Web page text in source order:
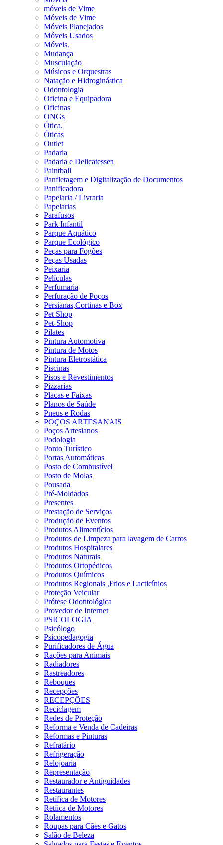
móveis de Vime
Móveis de Vime
Móveis Planejados
Móveis Usados
Móveis.
Mudança
Musculação
Músicos e Orquestras
Natação e Hidroginástica
Odontologia
Oficina e Equipadora
Oficinas
ONGs
Ótica.
Óticas
Outlet
Padaria
Padaria e Delicatessen
Paintball
Panfletagem e Digitalização de Documentos
Panificadora
Papelaria / Livraria
Papelarias
Parafusos
Park Infantil
Parque Aquático
Parque Ecológico
Peças para Fogões
Peças Usadas
Peixaria
Películas
Perfumaria
Perfuração de Poços
Persianas,Cortinas e Box
Pet Shop
Pet-Shop
Pilates
Pintura Automotiva
Pintura de Motos
Pintura Eletrostática
Piscinas
Pisos e Revestimentos
Pizzarias
Placas e Faixas
Planos de Saúde
Pneus e Rodas
POÇOS ARTESANAIS
Poços Artesianos
Podologia
Ponto Turístico
Portas Automáticas
Posto de Combustível
Posto de Molas
Pousada
Pré-Moldados
Presentes
Prestação de Serviços
Produção de Eventos
Produtos Alimentícios
Produtos de Limpeza para lavagem de Carros
Produtos Hospitalares
Produtos Naturais
Produtos Ortopédicos
Produtos Químicos
Produtos Regionais ,Frios e Lacticínios
Proteção Veicular
Prótese Odontológica
Provedor de Internet
PSICOLOGIA
Psicólogo
Psicopedagogia
Purificadores de Água
Rações para Animais
Radiadores
Rastreadores
Reboques
Recepções
RECEPÇÕES
Reciclagem
Redes de Proteção
Reforma e Venda de Cadeiras
Reformas e Pinturas
Refratário
Refrigeração
Relojoaria
Representação
Restaurador e Antiguidades
Restaurantes
Retífica de Motores
Retíica de Motores
Rolamentos
Roupas para Cães e Gatos
Salão de Beleza